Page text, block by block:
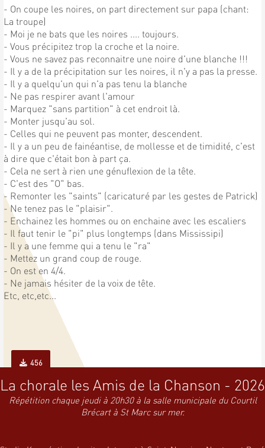
- On coupe les noires, on part directement sur papa (chant:
La troupe)
- Moi je ne bats que les noires .... toujours.
- Vous précipitez trop la croche et la noire.
- Vous ne savez pas reconnaitre une noire d'une blanche !!!
- Il y a de la précipitation sur les noires, il n'y a pas la presse.
- Il y a quelqu'un qui n'a pas tenu la blanche
- Ne pas respirer avant l'amour
- Marquez "sans partition" à cet endroit là.
- Monter jusqu'au sol.
- Celles qui ne peuvent pas monter, descendent.
- Il y a un peu de fainéantise, de mollesse et de timidité, c'est
à dire que c'était bon à part ça.
- Cela ne sert à rien une génuflexion de la tête.
- C'est des "O" bas.
- Remonter les "saints" (caricaturé par les gestes de Patrick)
- Ne tenez pas le "plaisir".
- Enchainez les hommes ou on enchaine avec les escaliers
- Il faut tenir le "pi" plus longtemps (dans Mississipi)
- Il y a une femme qui a tenu le "ra"
- Mettez un grand coup de rouge.
- On est en 4/4.
- Ne jamais hésiter de la voix de tête.
Etc, etc,etc...
456
La chorale les Amis de la Chanson - 2026
Répétition chaque jeudi à 20h30 à la salle municipale du Courtil
Brécart à St Marc sur mer.